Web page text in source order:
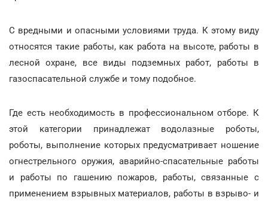
С вредными и опасными условиями труда. К этому виду
относятся такие работы, как работа на высоте, работы в
лесной охране, все виды подземных работ, работы в
газоспасательной службе и тому подобное.
Где есть необходимость в профессиональном отборе. К
этой категории принадлежат водолазные роботы,
роботы, выполнение которых предусматривает ношение
огнестрельного оружия, аварийно-спасательные работы
и работы по гашению пожаров, работы, связанные с
применением взрывных материалов, работы в взрыво- и